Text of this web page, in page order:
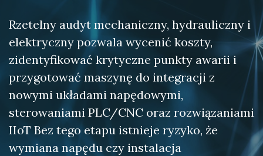
Rzetelny audyt mechaniczny, hydrauliczny i
elektryczny pozwala wycenić koszty,
zidentyfikować krytyczne punkty awarii i
przygotować maszynę do integracji z
nowymi układami napędowymi,
sterowaniami PLC/CNC oraz rozwiązaniami
IIoT Bez tego etapu istnieje ryzyko, że
wymiana napędu czy instalacja